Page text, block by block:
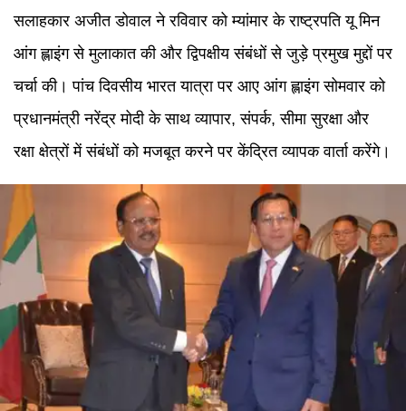
सलाहकार अजीत डोवाल ने रविवार को म्यांमार के राष्ट्रपति यू मिन
आंग ह्लाइंग से मुलाकात की और द्विपक्षीय संबंधों से जुड़े प्रमुख मुद्दों पर
चर्चा की। पांच दिवसीय भारत यात्रा पर आए आंग ह्लाइंग सोमवार को
प्रधानमंत्री नरेंद्र मोदी के साथ व्यापार, संपर्क, सीमा सुरक्षा और
रक्षा क्षेत्रों में संबंधों को मजबूत करने पर केंद्रित व्यापक वार्ता करेंगे।